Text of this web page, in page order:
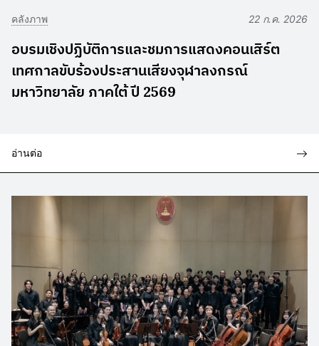
คลังภาพ 22 ก.ค. 2026
อบรมเชิงปฏิบัติการและชมการแสดงคอนเสิร์ต
เทศกาลขับร้องประสานเสียงจุฬาลงกรณ์
มหาวิทยาลัย ภาคใต้ ปี 2569
อ่านต่อ